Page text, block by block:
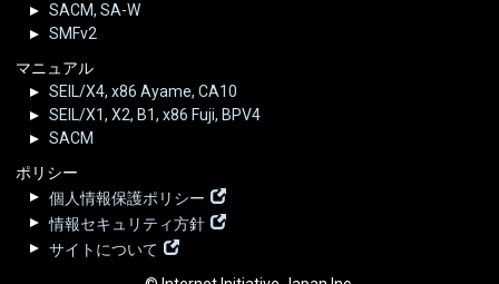
SACM, SA-W
SMFv2
マニュアル
SEIL/X4, x86 Ayame, CA10
SEIL/X1, X2, B1, x86 Fuji, BPV4
SACM
ポリシー
個人情報保護ポリシー
情報セキュリティ方針
サイトについて